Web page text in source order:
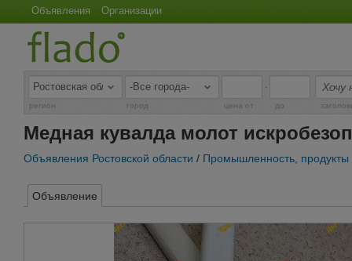
Объявления Организации
-
регион город цена от до
Медная кувалда молот
Объявления Ростовской области / Промышленность, продукты
Объявление